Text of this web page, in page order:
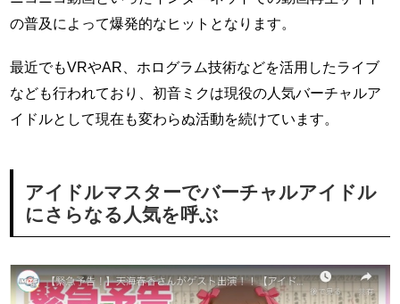
の普及によって爆発的なヒットとなります。
最近でもVRやAR、ホログラム技術などを活用したライブ
なども行われており、初音ミクは現役の人気バーチャルア
イドルとして現在も変わらぬ活動を続けています。
アイドルマスターでバーチャルアイドル
にさらなる人気を呼ぶ